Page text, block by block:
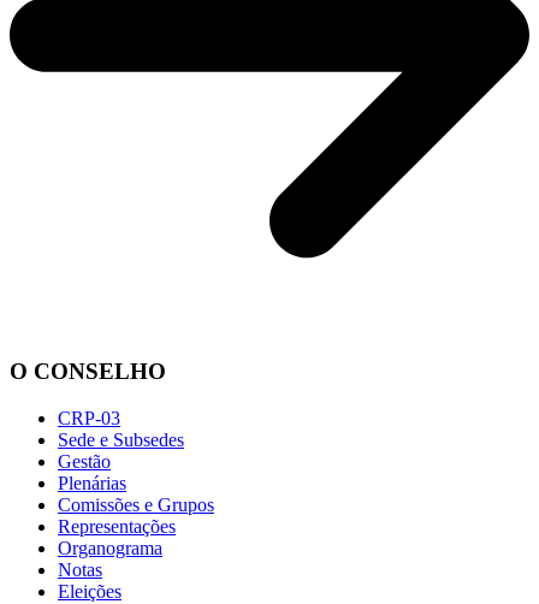
O CONSELHO
CRP-03
Sede e Subsedes
Gestão
Plenárias
Comissões e Grupos
Representações
Organograma
Notas
Eleições